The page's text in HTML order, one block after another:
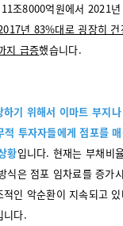
조8000억원에서 2021
년 83%대로 굉장히
지 급증했습니다.
하기 위해서 이마트 부지
적 투자자들에게 점포를
황입니다. 현재는 부채비
식은 점포 임차료를 증가
인 악순환이 지속되고
니다.